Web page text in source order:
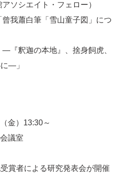
エイト・フェロー）
筆「雪山童子図」につ
』、捨身飼虎、
―」
金）13:30～
議室
賞者による研究発表会が開催